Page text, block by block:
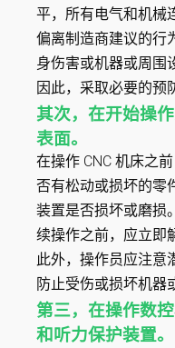
平，所有电气和机械
偏离制造商建议的行
身伤害或机器或周围
因此，采取必要的预
其次，在开始操
表面。
在操作 CNC 机床之
否有松动或损坏的零
装置是否损坏或磨损
续操作之前，应立即
此外，操作员应注意
防止受伤或损坏机器
第三，在操作数
和听力保护装置。